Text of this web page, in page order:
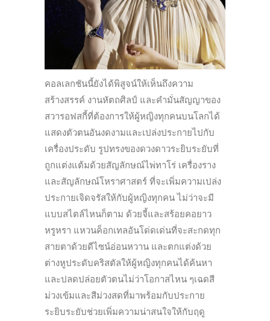
คอลเลกชันนี้ยังได้พิสูจน์ให้เห็นถึงความ
สร้างสรรค์ งานหัตถศิลป์ และคำมั่นสัญญาของ
สวารอฟสกี้ที่ต้องการให้ผู้หญิงทุกคนบนโลกได้
แสดงตัวตนอันงดงามและเปล่งประกายไปกับ
เครื่องประดับ รูปทรงของดวงดาวระยิบระยับที่
ถูกแต่งแต้มด้วยสัญลักษณ์ไพ่ทาโร่ เครื่องราง
และสัญลักษณ์โหราศาสตร์ ที่จะเพิ่มความเปล่ง
ประกายเจิดจรัสให้กับผู้หญิงทุกคน ไม่ว่าจะมี
แบบสไตล์ไหนก็ตาม ด้วยจี้และสร้อยคอยาว
หรูหรา แหวนค็อกเทลอันโด่ดเด่นที่จะสะกดทุก
สายตาด้วยดีไซน์อ่อนหวาน และตกแต่งด้วย
ต่างหูประดับคริสตัลให้ผู้หญิงทุกคนได้ค้นหา
และปลดปล่อยตัวตนไม่ว่าโอกาสไหน ๆเฉดสี
ม่วงเข้มและสีม่วงสดที่มาพร้อมกับประกาย
ระยิบระยับช่วยเพิ่มความน่าสนใจให้กับฤดู